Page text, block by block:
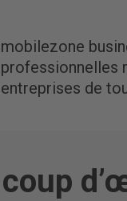
mobilezone
professionnelles
entreprises de